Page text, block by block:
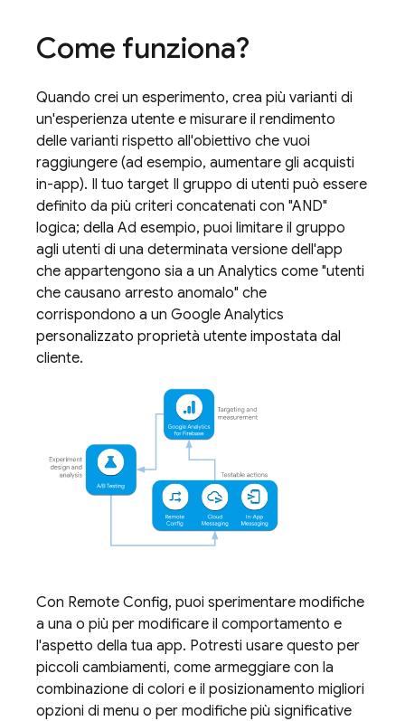
Come funziona?
Quando crei un esperimento, crea più varianti di
un'esperienza utente e misurare il rendimento
delle varianti rispetto all'obiettivo che vuoi
raggiungere (ad esempio, aumentare gli acquisti
in-app). Il tuo target Il gruppo di utenti può essere
definito da più criteri concatenati con "AND"
logica; della Ad esempio, puoi limitare il gruppo
agli utenti di una determinata versione dell'app
che appartengono sia a un Analytics come "utenti
che causano arresto anomalo" che
corrispondono a un Google Analytics
personalizzato proprietà utente impostata dal
cliente.
Con Remote Config, puoi sperimentare modifiche
a una o più per modificare il comportamento e
l'aspetto della tua app. Potresti usare questo per
piccoli cambiamenti, come armeggiare con la
combinazione di colori e il posizionamento migliori
opzioni di menu o per modifiche più significative